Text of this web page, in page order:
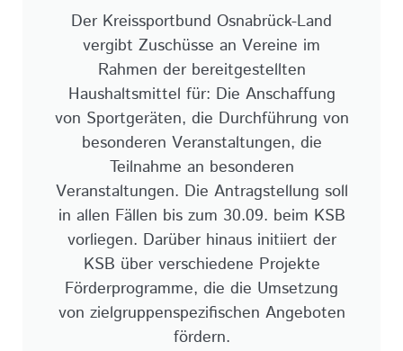
Der Kreissportbund Osnabrück-Land
vergibt Zuschüsse an Vereine im
Rahmen der bereitgestellten
Haushaltsmittel für: Die Anschaffung
von Sportgeräten, die Durchführung von
besonderen Veranstaltungen, die
Teilnahme an besonderen
Veranstaltungen. Die Antragstellung soll
in allen Fällen bis zum 30.09. beim KSB
vorliegen. Darüber hinaus initiiert der
KSB über verschiedene Projekte
Förderprogramme, die die Umsetzung
von zielgruppenspezifischen Angeboten
fördern.